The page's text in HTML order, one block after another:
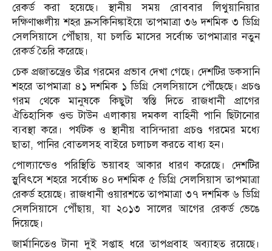
রেকর্ড করা হয়েছে। স্থানীয় সময় রোববার লিথুয়ানিয়ার
দক্ষিণাঞ্চলীয় শহর দ্রুসকিনিঙ্কাইয়ে তাপমাত্রা ৩৬ দশমিক ৩ ডিগ্রি
সেলসিয়াসে পৌঁছায়, যা চলতি মাসের সর্বোচ্চ তাপমাত্রার নতুন
রেকর্ড তৈরি করেছে।
চেক প্রজাতন্ত্রেও তীব্র গরমের প্রভাব দেখা গেছে। দেশটির ডকসানি
শহরে তাপমাত্রা ৪১ দশমিক ১ ডিগ্রি সেলসিয়াসে পৌঁছেছে। প্রচণ্ড
গরম থেকে মানুষকে কিছুটা স্বস্তি দিতে রাজধানী প্রাগের
ঐতিহাসিক ওল্ড টাউন এলাকায় দমকল বাহিনী পানি ছিটানোর
ব্যবস্থা করে। পর্যটক ও স্থানীয় বাসিন্দারা প্রচণ্ড গরমের মধ্যে
ছাতা, পানির বোতলসহ বাইরে চলাচল করতে বাধ্য হন।
পোল্যান্ডেও পরিস্থিতি ভয়াবহ আকার ধারণ করেছে। দেশটির
স্লুবিৎসে শহরে সর্বোচ্চ ৪০ দশমিক ৫ ডিগ্রি সেলসিয়াস তাপমাত্রা
রেকর্ড হয়েছে। রাজধানী ওয়ারশতে তাপমাত্রা ৩৭ দশমিক ৬ ডিগ্রি
সেলসিয়াসে পৌঁছায়, যা ২০১৩ সালের আগের রেকর্ড ভেঙে
দিয়েছে।
জার্মানিতেও টানা দুই সপ্তাহ ধরে তাপপ্রবাহ অব্যাহত রয়েছে।